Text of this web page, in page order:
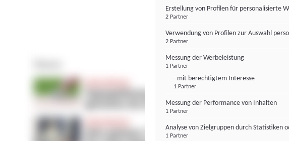
Erstellung von Profilen für personalisierte
2 Partner
Verwendung von Profilen zur Auswahl
2 Partner
Messung der Werbeleistung
1 Partner
- mit berechtigtem Interesse
1 Partner
Messung der Performance von Inhalten
1 Partner
Analyse von Zielgruppen durch Statistiken
1 Partner